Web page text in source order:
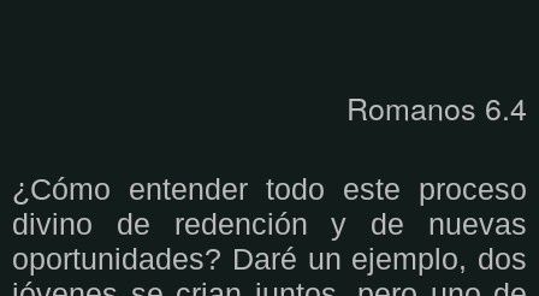
Romanos 6.4
¿Cómo entender todo este proceso
divino de redención y de nuevas
oportunidades? Daré un ejemplo, dos